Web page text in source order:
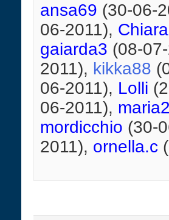
ansa69 (30-06-
06-2011),
gaiarda3 (08-
2011), kikka88
06-2011), Lolli
06-2011),
mordicchio (30-
2011), ornella.c